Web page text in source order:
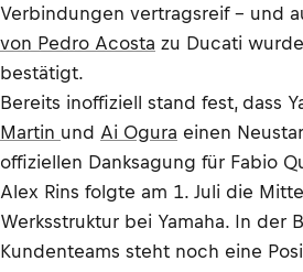
Verbindungen vertragsreif – und
von Pedro Acosta zu Ducati
bestätigt.
Bereits inoffiziell stand fest, dass
Martin und Ai Ogura einen
offiziellen Danksagung für Fabio
Alex Rins folgte am 1. Juli die
Werksstruktur bei Yamaha. In der
Kundenteams steht noch eine